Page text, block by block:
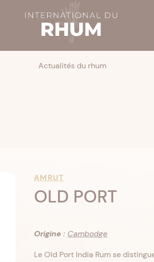
Actualités du rhum
AMRUT
OLD PORT
Origine : Cambodge
Le Old Port India Rum se